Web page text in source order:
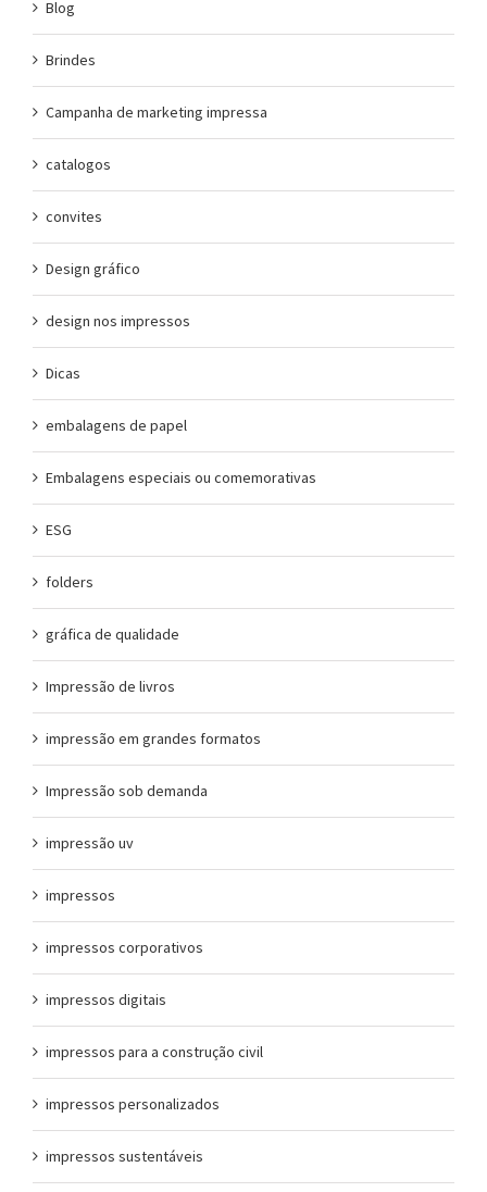
Blog
Brindes
Campanha de marketing impressa
catalogos
convites
Design gráfico
design nos impressos
Dicas
embalagens de papel
Embalagens especiais ou comemorativas
ESG
folders
gráfica de qualidade
Impressão de livros
impressão em grandes formatos
Impressão sob demanda
impressão uv
impressos
impressos corporativos
impressos digitais
impressos para a construção civil
impressos personalizados
impressos sustentáveis